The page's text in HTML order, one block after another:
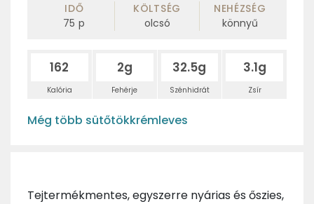
IDŐ
75 p
KÖLTSÉG
olcsó
NEHÉZSÉG
könnyű
162
Kalória
2g
Fehérje
32.5g
Szénhidrát
3.1g
Zsír
Még több sütőtökkrémleves
Tejtermékmentes, egyszerre nyárias és őszies,